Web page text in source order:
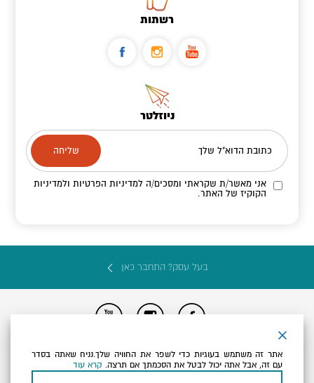
רשתות
ניוזלטר
כתובת הדוא"ל שלך
אני מאשר/ת שקראתי ומסכים/הלמדיניות הפרטיות ולמדיניות
הקוקיז של האתר.
בעל עסק? התחבר כאן
הצהרת נגישות תקנון, תנאי שימוש ומדיניות פרטיות
הגדרות פרטיות
Powered by
אתר זה משתמש בעוגיות כדי לשפר את החוויה שלך.נניח שאתה בסדר
עם זה, אבל אתה יכול לבטל את הסכמתך אם תרצה. קרא עוד